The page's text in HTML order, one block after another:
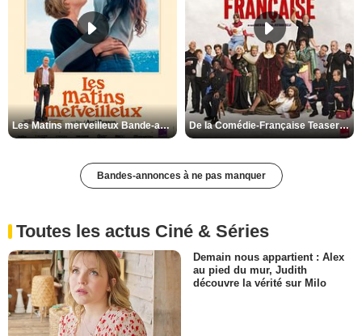
Les Matins merveilleux Bande-annonce VF De la Comédie-Française Teaser VF
Bandes-annonces à ne pas manquer
Toutes les actus Ciné & Séries
Demain nous appartient : Alex
au pied du mur, Judith
découvre la vérité sur Milo